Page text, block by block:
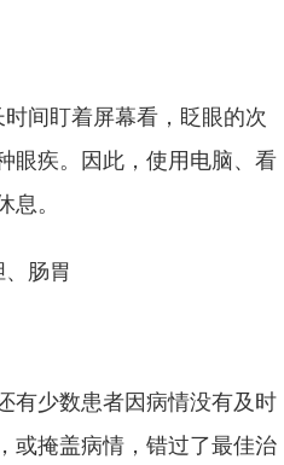
间盯着屏幕看，眨眼的次
眼疾。因此，使用电脑、看
。
有少数患者因病情没有及时
或掩盖病情，错过了最佳治